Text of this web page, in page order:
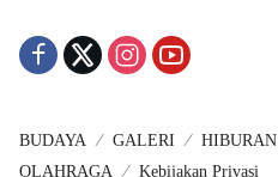
BUDAYA GALERI HIBURAN
OLAHRAGA
Kebijakan Privasi